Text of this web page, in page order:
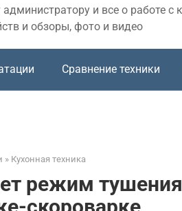
и все о работе с
и обзоры, фото и видео
Сравнение техники
» Кухонная техника
режим